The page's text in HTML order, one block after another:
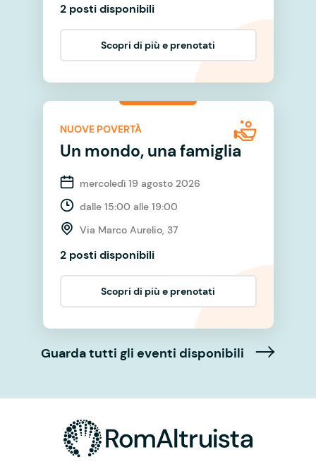
2 posti disponibili
Scopri di più e prenotati
NUOVE POVERTÀ
Un mondo, una famiglia
mercoledì 19 agosto 2026
dalle 15:00 alle 19:00
Via Marco Aurelio, 37
2 posti disponibili
Scopri di più e prenotati
Guarda tutti gli eventi disponibili